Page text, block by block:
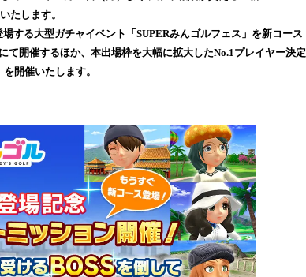
読
み
す
たします。
する大型ガチャイベント「SUPERみんゴルフェス」を新コース
て開催するほか、本出場枠を大幅に拡大したNo.1プレイヤー決定
開催いたします。